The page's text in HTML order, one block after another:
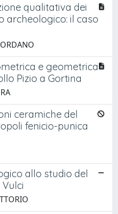
qualitativa dei
archeologico: il caso
e geometrica
Pizio a Gortina
ceramiche del
fenicio-punica
allo studio del